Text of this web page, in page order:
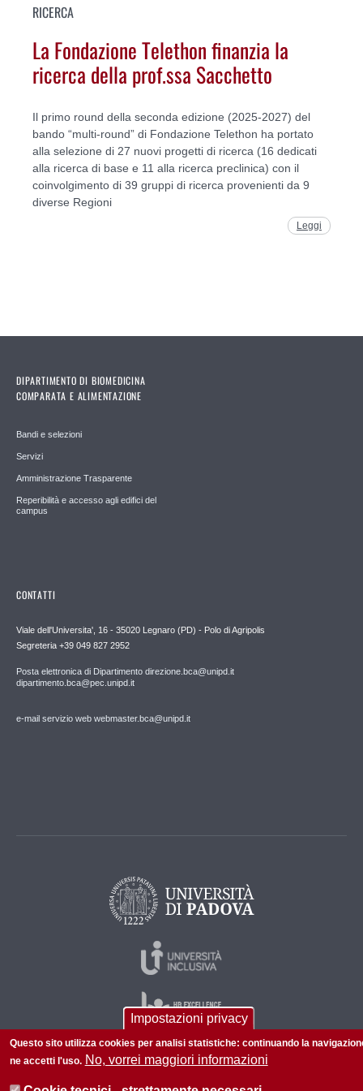
RICERCA
La Fondazione Telethon finanzia la
ricerca della prof.ssa Sacchetto
Il primo round della seconda edizione (2025-2027) del
bando “multi-round” di Fondazione Telethon ha portato
alla selezione di 27 nuovi progetti di ricerca (16 dedicati
alla ricerca di base e 11 alla ricerca preclinica) con il
coinvolgimento di 39 gruppi di ricerca provenienti da 9
diverse Regioni
Leggi
DIPARTIMENTO DI BIOMEDICINA
COMPARATA E ALIMENTAZIONE
Bandi e selezioni
Servizi
Amministrazione Trasparente
Reperibilità e accesso agli edifici del
campus
CONTATTI
Viale dell'Universita', 16 - 35020 Legnaro (PD) - Polo di Agripolis
Segreteria +39 049 827 2952
Posta elettronica di Dipartimento direzione.bca@unipd.it
dipartimento.bca@pec.unipd.it
e-mail servizio web webmaster.bca@unipd.it
Impostazioni privacy
Questo sito utilizza cookies per analisi statistiche: continuando la
ne accetti l'uso. No, vorrei maggiori informazioni